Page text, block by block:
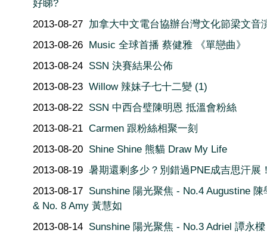
好睇?
2013-08-27 加拿大中文電台協辦台灣文化節梁文音
2013-08-26 Music 全球首播 蔡健雅 《單戀曲》
2013-08-24 SSN 決賽結果公佈
2013-08-23 Willow 辣妹子七十二變 (1)
2013-08-22 SSN 中西合璧陳明恩 抵溫會粉絲
2013-08-21 Carmen 跟粉絲相聚一刻
2013-08-20 Shine Shine 熊貓 Draw My Life
2013-08-19 暑期還剩多少？別錯過PNE成吉思汗展
2013-08-17 Sunshine 陽光聚焦 - No.4 Augustine 陳
& No. 8 Amy 黃慧如
2013-08-14 Sunshine 陽光聚焦 - No.3 Adriel 譚永